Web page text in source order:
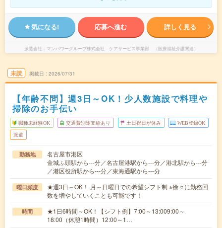
気になる! 応募へ進む 詳しく見る
派遣会社 マンパワーグループ株式会社 ケアサービス事業部 （医療福祉介護関連）
未読 掲載日 2026/07/31
【年齢不問】週3日～OK！少人数施設で料理や
掃除のお手伝い
職種未経験OK 交通費別途支給あり 土日祝日が休み WEB登録OK
派遣
勤務地
名古屋市港区
金城ふ頭駅から---分／名古屋港駅から---分／港北駅から---分
／港区役所駅から---分／東海通駅から---分
曜日頻度
★週3日～OK！ 月～日曜日での希望シフト制 ※徐々に勤務回
数を増やしていくことも可能です！
時間
★1日6時間～OK！【シフト例】7:00～13:009:00～
18:00（休憩1時間）12:00～1…